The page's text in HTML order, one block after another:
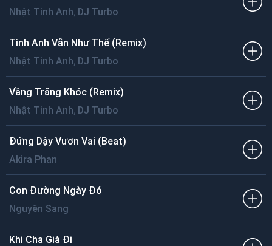
Nhật Tinh Anh, DJ Turbo
Tình Anh Vẫn Như Thế (Remix)
Nhật Tinh Anh, DJ Turbo
Vầng Trăng Khóc (Remix)
Nhật Tinh Anh, DJ Turbo
Đứng Dậy Vươn Vai (Beat)
Akira Phan
Con Đường Ngày Đó
Nguyên Sang
Khi Cha Già Đi